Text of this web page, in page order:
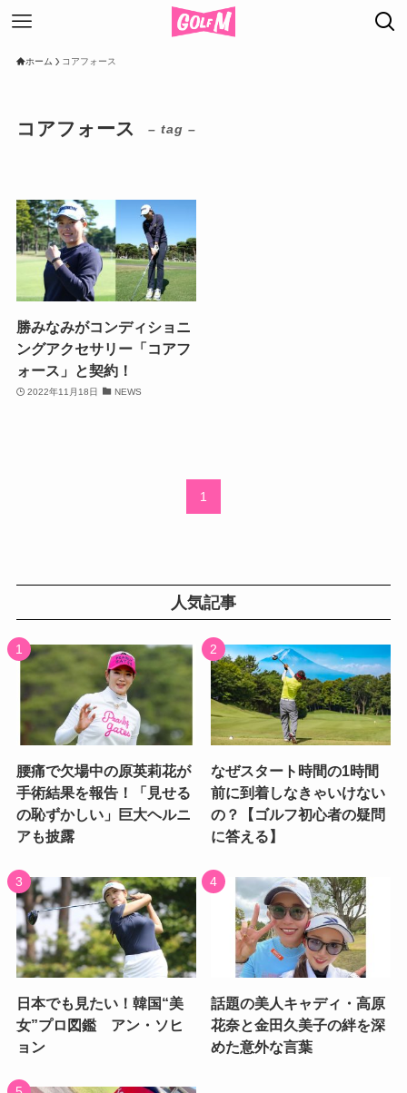
ホーム コアフォース
コアフォース – tag –
勝みなみがコンディショニ
ングアクセサリー「コアフ
ォース」と契約！
2022年11月18日 NEWS
1
人気記事
腰痛で欠場中の原英莉花が
手術結果を報告！「見せる
の恥ずかしい」巨大ヘルニ
アも披露
なぜスタート時間の1時間
前に到着しなきゃいけない
の？【ゴルフ初心者の疑問
に答える】
日本でも見たい！韓国“美
女”プロ図鑑 アン・ソヒ
ョン
話題の美人キャディ・高原
花奈と金田久美子の絆を深
めた意外な言葉